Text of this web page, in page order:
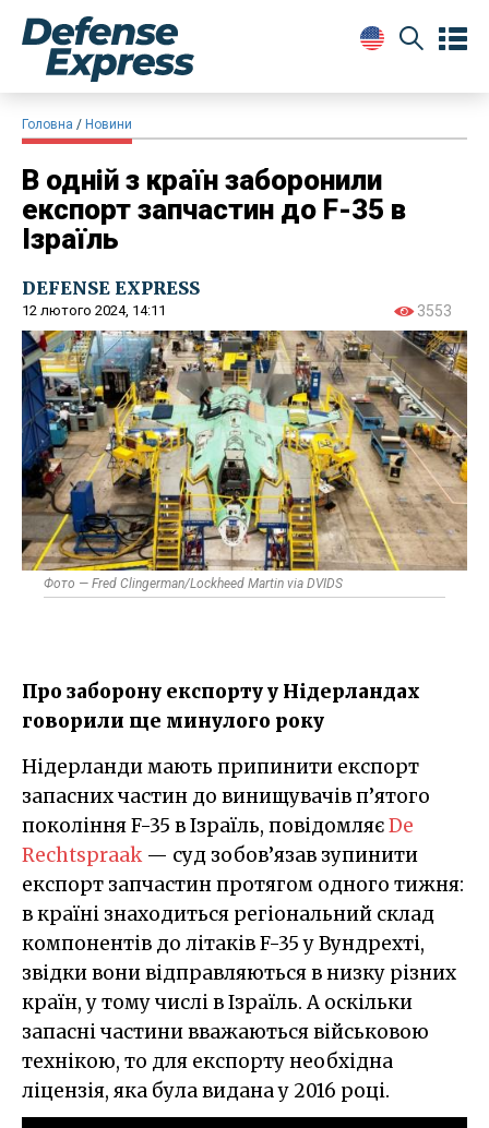
Головна Новини
В одній з країн заборонили
експорт запчастин до F-35 в
Ізраїль
DEFENSE EXPRESS
12 лютого 2024, 14:11 3553
Фото — Fred Clingerman/Lockheed Martin via DVIDS
Про заборону експорту у Нідерландах
говорили ще минулого року
Нідерланди мають припинити експорт
запасних частин до винищувачів п’ятого
покоління F-35 в Ізраїль, повідомляєDe
Rechtspraak— суд зобов’язав зупинити
експорт запчастин протягом одного тижня:
в країні знаходиться регіональний склад
компонентів до літаків F-35 у Вундрехті,
звідки вони відправляються в низку різних
країн, у тому числі в Ізраїль. А оскільки
запасні частини вважаються військовою
технікою, то для експорту необхідна
ліцензія, яка була видана у 2016 році.